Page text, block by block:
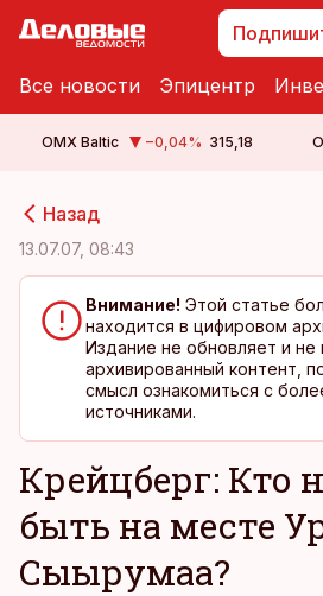
Все новости Эпицентр
OMX Baltic −0,04% 315,18
Назад
13.07.07, 08:43
Внимание! Этой статье
находится в цифировом
Издание не обновляет и
архивированный контент,
смысл ознакомиться с
источниками.
Крейцберг: Кто
быть на месте
Сыырумаа?